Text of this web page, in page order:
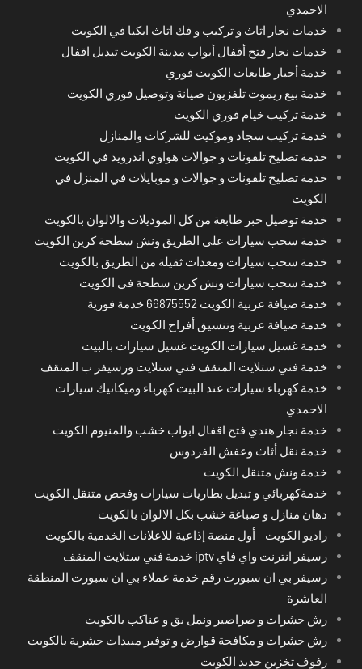
الاحمدي
خدمات نجار اثاث و تركيب و فك اثاث ايكيا في الكويت
خدمات نجار فتح أقفال أبواب مدينة الكويت تبديل اقفال
خدمة أحبار طابعات الكويت فوري
خدمة بيع ريموت تلفزيون صيانة وتوصيل فوري الكويت
خدمة تركيب خيام فوري الكويت
خدمة تركيب سجاد وموكيت للشركات والمنازل
خدمة تصليح تلفونات و جوالات هواوي اندرويد في الكويت
خدمة تصليح تلفونات و جوالات و موبايلات في المنزل في
الكويت
خدمة توصيل حبر طابعة من كل الموديلات والالوان بالكويت
خدمة سحب سيارات على الطريق ونش سطحة كرين الكويت
خدمة سحب سيارات ومعدات ثقيلة من الطريق بالكويت
خدمة سحب سيارات ونش كرين سطحة في الكويت
خدمة ضيافة عربية الكويت 66875552 خدمة فورية
خدمة ضيافة عربية وتنسيق أفراح الكويت
خدمة غسيل سيارات الكويت غسيل سيارات بالبيت
خدمة فني ستلايت المنقف فني ستلايت ورسيفر ب المنقف
خدمة كهرباء سيارات عند البيت كهرباء وميكانيك سيارات
الاحمدي
خدمة نجار هندي فتح اقفال ابواب خشب والمنيوم الكويت
خدمة نقل أثاث وعفش الفردوس
خدمة ونش متنقل الكويت
خدمةكهربائي و تبديل بطاريات سيارات وفحص متنقل الكويت
دهان منازل و صباغة خشب بكل الالوان بالكويت
راديو الكويت - أول منصة إذاعية للاعلانات الخدمية بالكويت
رسيفر انترنت واي فاي iptv خدمة فني ستلايت المنقف
رسيفر بي ان سبورت رقم خدمة عملاء بي ان سبورت المنطقة
العاشرة
رش حشرات و صراصير ونمل بق و عناكب بالكويت
رش حشرات و مكافحة قوارض و توفير مبيدات حشرية بالكويت
رفوف تخزين حديد الكويت